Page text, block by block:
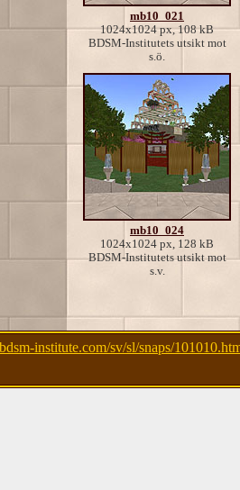
mb10_021
1024x1024 px, 108 kB
BDSM-Institutets utsikt mot
s.ö.
mb10_024
1024x1024 px, 128 kB
BDSM-Institutets utsikt mot
s.v.
institute.com/sv/sl/snaps/